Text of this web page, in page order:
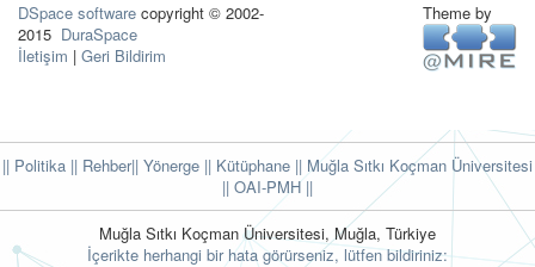
DSpace software copyright © 2002-
2015 DuraSpace
İletişim | Geri Bildirim
Theme by
|| Politika || Rehber|| Yönerge || Kütüphane || Muğla Sıtkı Koçman Üniversitesi
|| OAI-PMH ||
Muğla Sıtkı Koçman Üniversitesi, Muğla, Türkiye
İçerikte herhangi bir hata görürseniz, lütfen bildiriniz: